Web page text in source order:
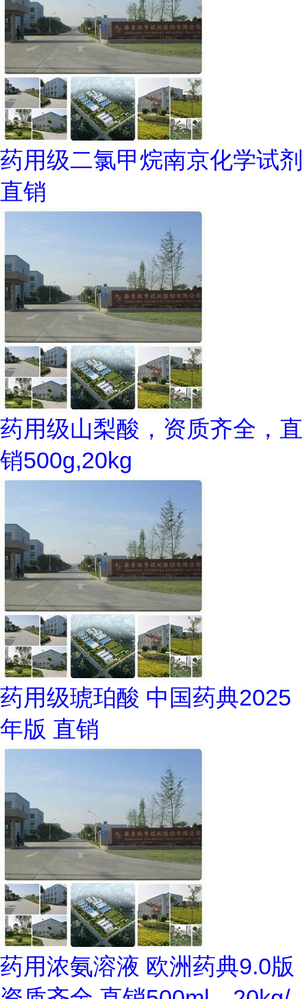
药用级二氯甲烷南京化学试剂
直销
药用级山梨酸，资质齐全，直
销500g,20kg
药用级琥珀酸 中国药典2025
年版 直销
药用浓氨溶液 欧洲药典9.0版